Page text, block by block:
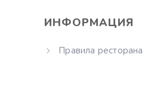
ИНФОРМАЦИЯ
Правила ресторана